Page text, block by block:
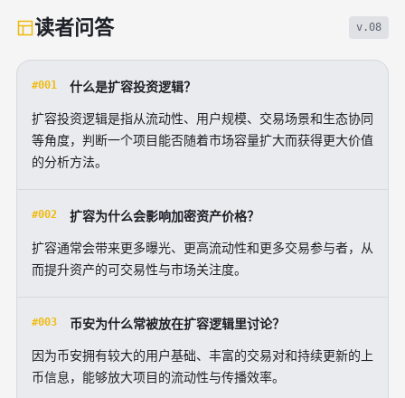
读者问答 v.08
#001 什么是扩容投资逻辑？
扩容投资逻辑是指从流动性、用户规模、交易场景和生态协同
等角度，判断一个项目能否随着市场容量扩大而获得更大价值
的分析方法。
#002 扩容为什么会影响加密资产价格？
扩容通常会带来更多曝光、更高流动性和更多交易参与者，从
而提升资产的可交易性与市场关注度。
#003 币安为什么常被放在扩容逻辑里讨论？
因为币安拥有较大的用户基础、丰富的交易对和持续更新的上
币信息，能够放大项目的流动性与传播效率。